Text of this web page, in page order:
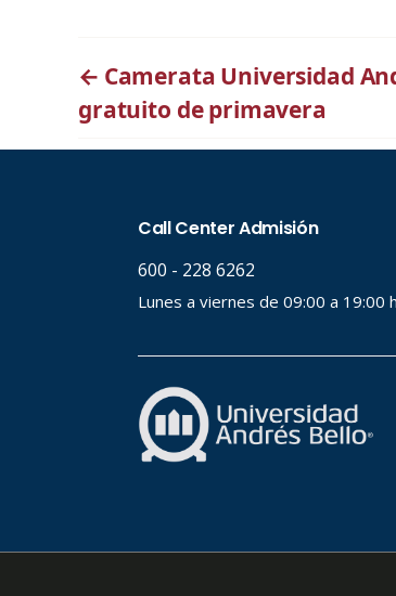
← Camerata Universidad
gratuito de primavera